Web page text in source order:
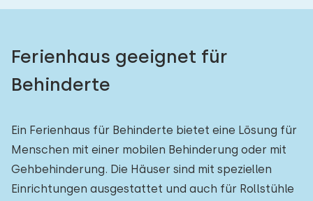
Im Ferienpark 0
Ferienbauernhof
Ferienhaus geeignet für
Behinderte
Ein Ferienhaus für Behinderte bietet eine Lösung für
Menschen mit einer mobilen Behinderung oder mit
Gehbehinderung. Die Häuser sind mit speziellen
Einrichtungen ausgestattet und auch für Rollstühle